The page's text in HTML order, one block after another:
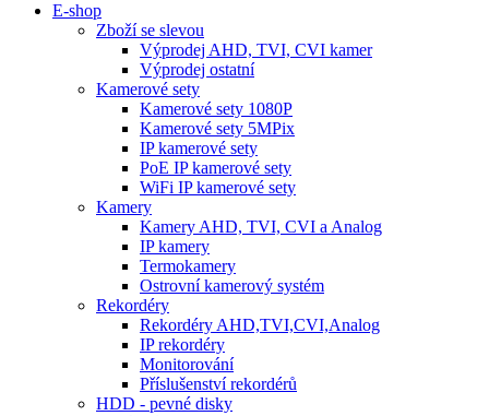
E-shop
Zboží se slevou
Výprodej AHD, TVI, CVI kamer
Výprodej ostatní
Kamerové sety
Kamerové sety 1080P
Kamerové sety 5MPix
IP kamerové sety
PoE IP kamerové sety
WiFi IP kamerové sety
Kamery
Kamery AHD, TVI, CVI a Analog
IP kamery
Termokamery
Ostrovní kamerový systém
Rekordéry
Rekordéry AHD,TVI,CVI,Analog
IP rekordéry
Monitorování
Příslušenství rekordérů
HDD - pevné disky